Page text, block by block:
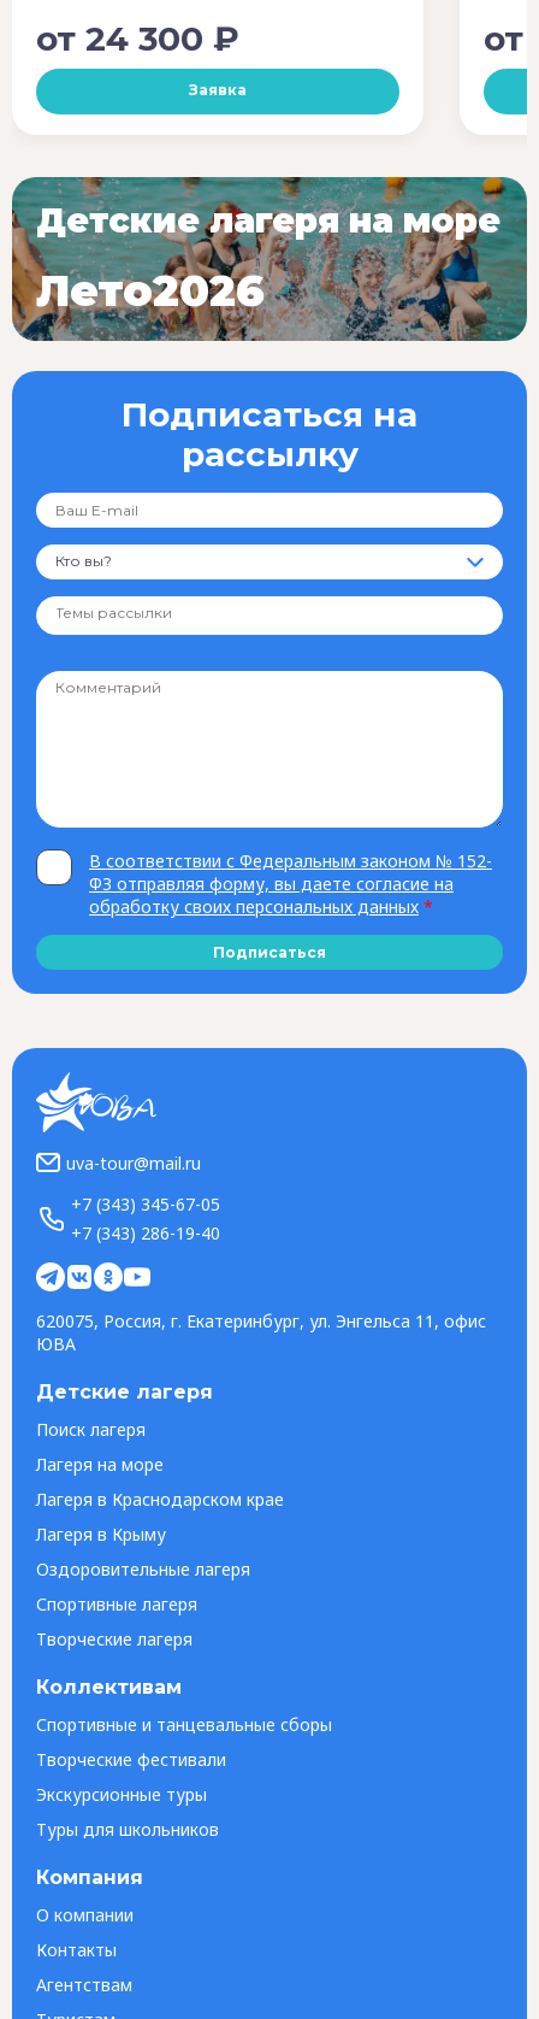
от 24 300 ₽
Заявка
от
Подписаться на
рассылку
Кто вы?
В соответствии с Федеральным законом № 152-
ФЗ отправляя форму, вы даете согласие на
обработку своих персональных данных *
Подписаться
Детские лагеря на море
Лето2026
uva-tour@mail.ru
+7 (343) 345-67-05
+7 (343) 286-19-40
620075, Россия, г. Екатеринбург, ул. Энгельса 11, офис
ЮВА
Детские лагеря
Поиск лагеря
Лагеря на море
Лагеря в Краснодарском крае
Лагеря в Крыму
Оздоровительные лагеря
Спортивные лагеря
Творческие лагеря
Коллективам
Спортивные и танцевальные сборы
Творческие фестивали
Экскурсионные туры
Туры для школьников
Компания
О компании
Контакты
Агентствам